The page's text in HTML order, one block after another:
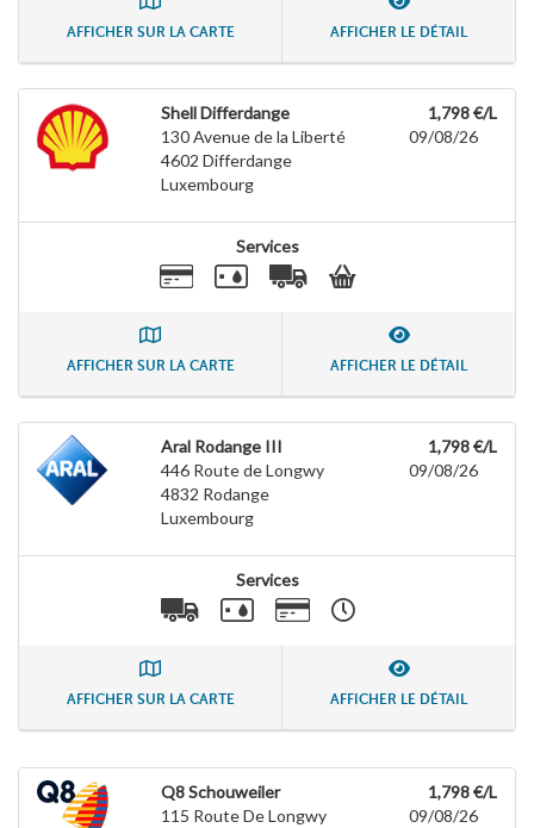
AFFICHER SUR LA CARTE AFFICHER LE DÉTAIL
Shell Differdange
130 Avenue de la Liberté
4602 Differdange
Luxembourg
1,798 €/L
09/08/26
Services
AFFICHER SUR LA CARTE AFFICHER LE DÉTAIL
Aral Rodange III
446 Route de Longwy
4832 Rodange
Luxembourg
1,798 €/L
09/08/26
Services
AFFICHER SUR LA CARTE AFFICHER LE DÉTAIL
Q8 Schouweiler
115 Route De Longwy
1,798 €/L
09/08/26